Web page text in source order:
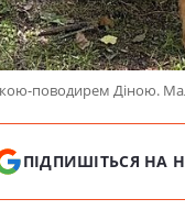
поводирем Діною.
ПІДПИШІТЬСЯ НА